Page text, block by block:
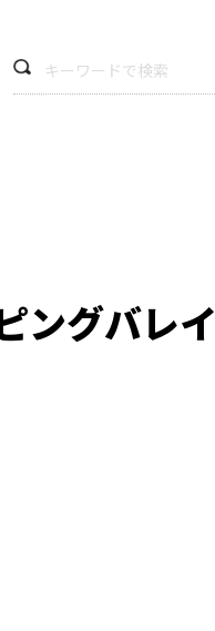
ングバレイ